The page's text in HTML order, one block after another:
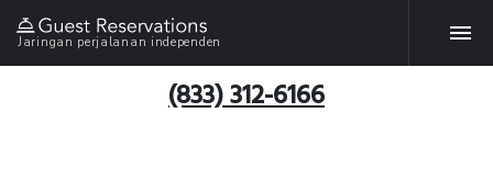
Jaringan perjalanan independen
(833) 312-6166